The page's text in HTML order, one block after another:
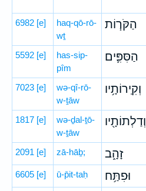
6982 [e]
haq-qō-rō-
wṯ
הַקֹּר֧וֹת
5592 [e]
has-sip-
pîm
הַסִּפִּ֛ים
7023 [e]
wə-qî-rō-
w-ṯāw
וְקִֽירוֹתָ֥יו
1817 [e]
wə-ḏal-ṯō-
w-ṯāw
וְדַלְתוֹתָ֖יו
2091 [e] zā-hāḇ; זָהָ֑ב
6605 [e] ū-p̄it-taḥ וּפִתַּ֥ח